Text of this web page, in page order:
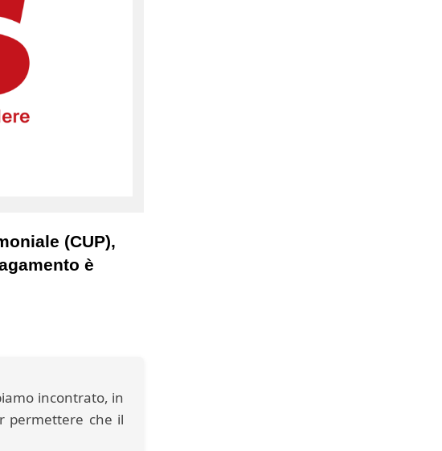
(CUP),
è
incontrato, in
permettere che il